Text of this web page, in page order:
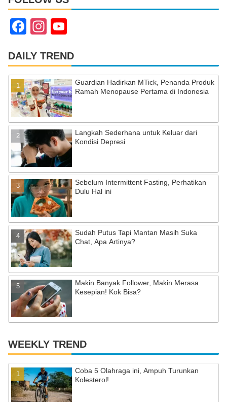
F
c
e
b
o
o
k
In
a
gr
a
m
u
T
u
b
e
C
h
a
n
n
el
DAILY TREND
Guardian Hadirkan MTick, Penanda Produk
Ramah Menopause Pertama di Indonesia
Langkah Sederhana untuk Keluar dari
Kondisi Depresi
Sebelum Intermittent Fasting, Perhatikan
Dulu Hal ini
Sudah Putus Tapi Mantan Masih Suka
Chat, Apa Artinya?
Makin Banyak Follower, Makin Merasa
Kesepian! Kok Bisa?
WEEKLY TREND
Coba 5 Olahraga ini, Ampuh Turunkan
Kolesterol!